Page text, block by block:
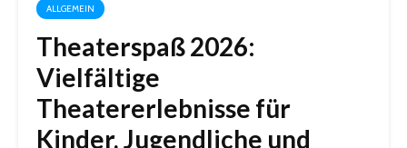
ALLGEMEIN
Theaterspaß 2026:
Vielfältige
Theatererlebnisse für
Kinder, Jugendliche und